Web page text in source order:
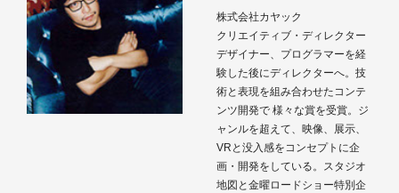
株式会社カヤック
クリエイティブ・ディレクター
デザイナー、プログラマーを経
験した後にディレクターへ。技
術と表現を組み合わせたコンテ
ンツ開発で 様々な賞を受賞。ジ
ャンルを超えて、映像、展示、
VRと没入感をコンセプトに企
画・開発をしている。スタジオ
地図と金曜ロードショー特別企